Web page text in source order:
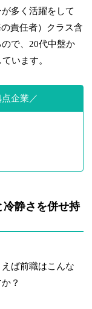
多く活躍をして
責任者）クラス含
で、20代中盤か
います。
企業
冷静さを併せ持
ば前職はこんな
？